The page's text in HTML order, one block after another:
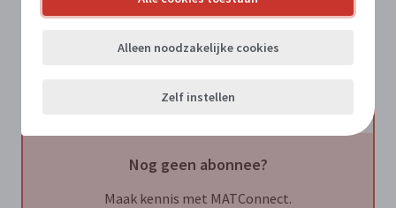
Alleen noodzakelijke cookies
Zelf instellen
Kritische blik: Burgemeester zijn in
Vlaanderen: een fysieke en mentale
Nog geen abonnee?
Maak kennis met MATConnect.